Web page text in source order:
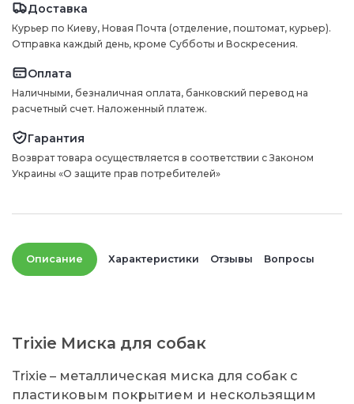
Доставка
Курьер по Киеву, Новая Почта (отделение, поштомат, курьер).
Отправка каждый день, кроме Субботы и Воскресения.
Оплата
Наличными, безналичная оплата, банковский перевод на
расчетный счет. Наложенный платеж.
Гарантия
Возврат товара осуществляется в соответствии с Законом
Украины «О защите прав потребителей»
Описание Характеристики Отзывы Вопросы
Trixie Миска для собак
Trixie – металлическая миска для собак с
пластиковым покрытием и нескользящим